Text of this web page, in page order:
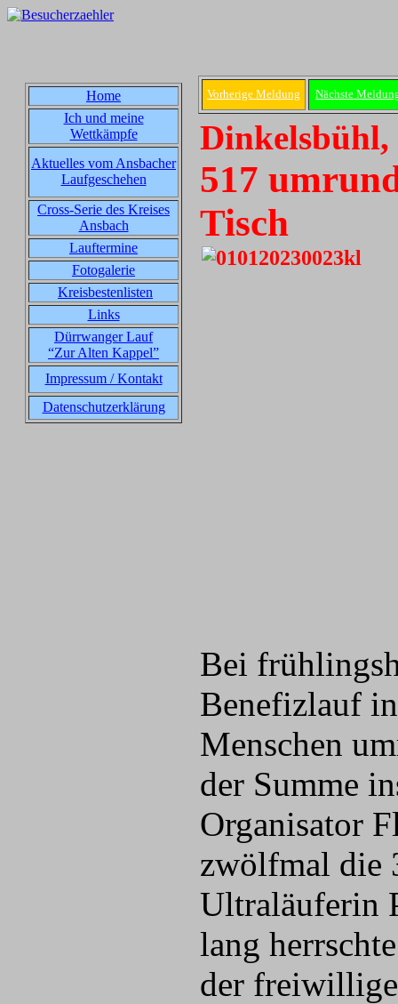
Home
Ich und meine
Wettkämpfe
Aktuelles vom Ansbacher
Laufgeschehen
Cross-Serie des Kreises
Ansbach
Lauftermine
Fotogalerie
Kreisbestenlisten
Links
Dürrwanger Lauf
“Zur Alten Kappel”
Impressum / Kontakt
Datenschutzerklärung
Vorherige Meldung Nächste
Dinkelsbühl,
517
Tisch
Bei
Benefizlauf
Menschen
der Summe
Organisator
zwölfmal die
Ultraläuferin
lang
der